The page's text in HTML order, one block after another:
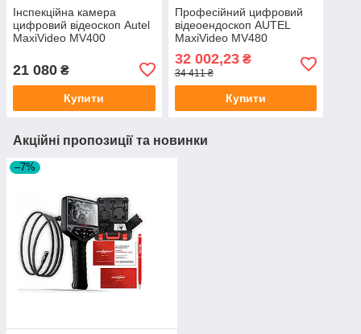
Інспекційна камера
цифровий відеоскоп Autel
MaxiVideo MV400
21 080 ₴
Купити
Професійний цифровий
відеоендоскоп AUTEL
MaxiVideo MV480
32 002,23₴
34 411 ₴
Купити
Акційні пропозиції та новинки
–7%